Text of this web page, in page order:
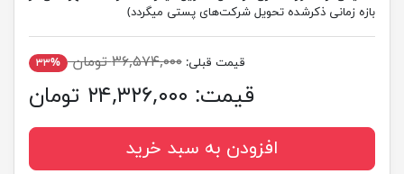
بازه زمانی ذکرشده تحویل شرکت‌های پستی میگردد)
قیمت قبلی: ۳۶,۵۷۴,۰۰۰ تومان ۳۳%
قیمت: ۲۴,۳۲۶,۰۰۰ تومان
افزودن به سبد خرید